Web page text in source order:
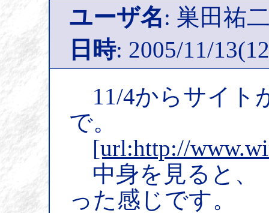
ユーザ名: 巣田祐
日時: 2005/11/
11/4からサイト
で。
[url:http://
中身を見ると、
った感じです。